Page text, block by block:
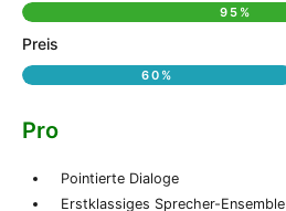
95%
Preis
60%
Pro
Pointierte Dialoge
Erstklassiges Sprecher-Ensemble